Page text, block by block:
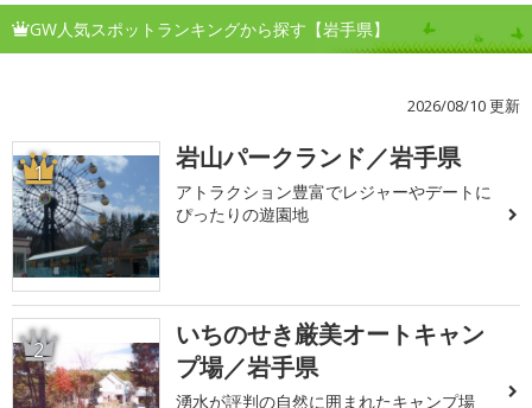
GW人気スポットランキングから探す【岩手県】
2026/08/10 更新
1 岩山パークランド／岩手県
アトラクション豊富でレジャーやデートに
ぴったりの遊園地
2
いちのせき厳美オートキャン
プ場／岩手県
湧水が評判の自然に囲まれたキャンプ場